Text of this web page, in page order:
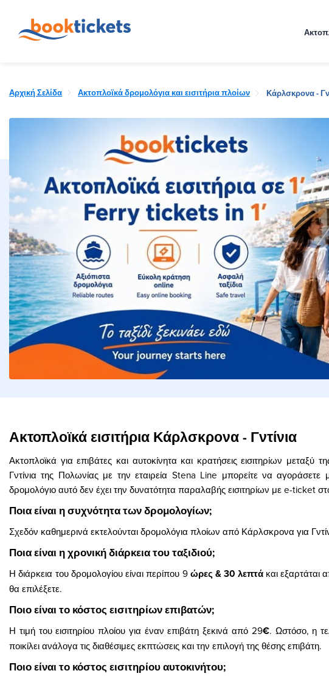
Αρχική Σελίδα Ακτοπλοϊκά δρομολόγια και εισιτήρια πλοίων Κάρλσκρονα -
Ακτοπλοϊκά εισιτήρια Κάρλσκρονα - Γντίνια
Ακτοπλοϊκά για επιβάτες και αυτοκίνητα και κρατήσεις εισιτηρίων
Γντίνια της Πολωνίας με την εταιρεία Stena Line μπορείτε να αγοράσετε
δρομολόγιο αυτό δεν έχει την δυνατότητα παραλαβής εισιτηρίων με e-ticket
Ποια είναι η συχνότητα των δρομολογίων;
Σχεδόν καθημερινά εκτελούνται δρομολόγια πλοίων από Κάρλσκρονα για
Ποια είναι η χρονική διάρκεια του ταξιδιού;
Η διάρκεια του δρομολογίου είναι περίπου 9ώρες & 30 λεπτά και εξαρτάται
θα επιλέξετε.
Ποιο είναι το κόστος εισιτηρίων επιβατών;
Η τιμή του εισιτηρίου πλοίου για έναν επιβάτη ξεκινά από 29€. Ωστόσο, η
ποικίλει ανάλογα τις διαθέσιμες εκπτώσεις και την επιλογή της θέσης επιβάτη.
Ποιο είναι το κόστος εισιτηρίου αυτοκινήτου;